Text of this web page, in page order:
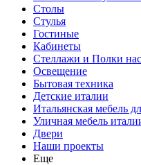
Столы
Стулья
Гостиные
Кабинеты
Стеллажи и Полки
Освещение
Бытовая техника
Детские италии
Итальянская мебель
Уличная мебель
Двери
Наши проекты
Еще